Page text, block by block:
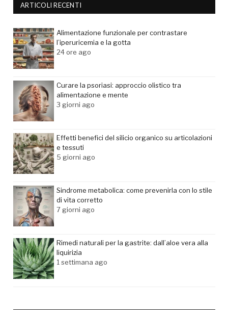
ARTICOLI RECENTI
Alimentazione funzionale per contrastare
l’iperuricemia e la gotta
24 ore ago
Curare la psoriasi: approccio olistico tra
alimentazione e mente
3 giorni ago
Effetti benefici del silicio organico su articolazioni
e tessuti
5 giorni ago
Sindrome metabolica: come prevenirla con lo stile
di vita corretto
7 giorni ago
Rimedi naturali per la gastrite: dall’aloe vera alla
liquirizia
1 settimana ago